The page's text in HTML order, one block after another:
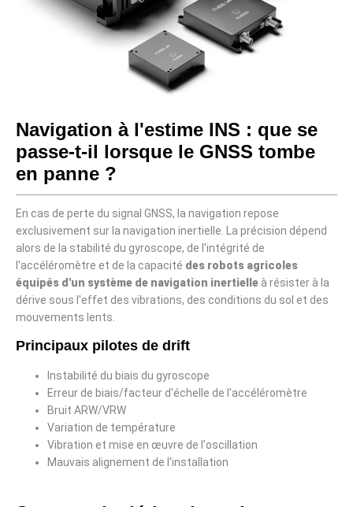
Navigation à l'estime INS : que se
passe-t-il lorsque le GNSS tombe
en panne ?
En cas de perte du signal GNSS, la navigation repose
exclusivement sur la navigation inertielle. La précision dépend
alors de la stabilité du gyroscope, de l'intégrité de
l'accéléromètre et de la capacité des robots agricoles
équipés d'un système de navigation inertielle à résister à la
dérive sous l'effet des vibrations, des conditions du sol et des
mouvements lents.
Principaux pilotes de drift
Instabilité du biais du gyroscope
Erreur de biais/facteur d'échelle de l'accéléromètre
Bruit ARW/VRW
Variation de température
Vibration et mise en œuvre de l'oscillation
Mauvais alignement de l'installation